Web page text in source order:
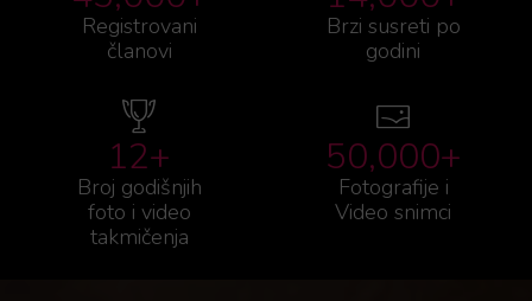
Registrovani
članovi
Brzi susreti po
godini
12+
Broj godišnjih
foto i video
takmičenja
50,000+
Fotografije i
Video snimci